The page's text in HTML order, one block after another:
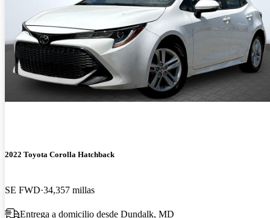
2022 Toyota Corolla Hatchback
SE FWD 34,357 millas
Entrega a domicilio desde Dundalk, MD